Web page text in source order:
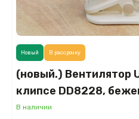
(новый.) Вентилятор
клипсе DD8228,
В наличии
Новый В рассрочку